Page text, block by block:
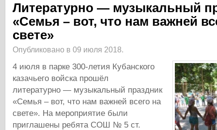
Литературно — музыкальный
«Семья – вот, что нам важней
свете»
Опубликовано в 09 июля 2018.
4 июля в парке 300-летия Кубанского
казачьего войска прошёл
литературно — музыкальный праздник
«Семья – вот, что нам важней всего на
свете». На мероприятие были
приглашены ребята СОШ № 5 ст.